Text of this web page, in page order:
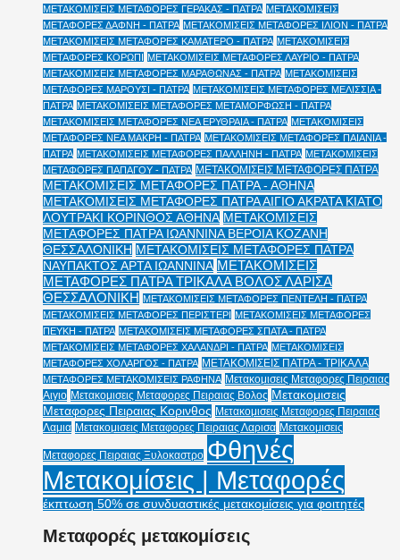
ΜΕΤΑΚΟΜΙΣΕΙΣ ΜΕΤΑΦΟΡΕΣ ΓΕΡΑΚΑΣ - ΠΑΤΡΑ ΜΕΤΑΚΟΜΙΣΕΙΣ
ΜΕΤΑΦΟΡΕΣ ΔΑΦΝΗ - ΠΑΤΡΑ ΜΕΤΑΚΟΜΙΣΕΙΣ ΜΕΤΑΦΟΡΕΣ ΙΛΙΟΝ - ΠΑΤΡΑ
ΜΕΤΑΚΟΜΙΣΕΙΣ ΜΕΤΑΦΟΡΕΣ ΚΑΜΑΤΕΡΟ - ΠΑΤΡΑ ΜΕΤΑΚΟΜΙΣΕΙΣ
ΜΕΤΑΦΟΡΕΣ ΚΟΡΩΠΙ ΜΕΤΑΚΟΜΙΣΕΙΣ ΜΕΤΑΦΟΡΕΣ ΛΑΥΡΙΟ - ΠΑΤΡΑ
ΜΕΤΑΚΟΜΙΣΕΙΣ ΜΕΤΑΦΟΡΕΣ ΜΑΡΑΘΩΝΑΣ - ΠΑΤΡΑ ΜΕΤΑΚΟΜΙΣΕΙΣ
ΜΕΤΑΦΟΡΕΣ ΜΑΡΟΥΣΙ - ΠΑΤΡΑ ΜΕΤΑΚΟΜΙΣΕΙΣ ΜΕΤΑΦΟΡΕΣ ΜΕΛΙΣΣΙΑ -
ΠΑΤΡΑ ΜΕΤΑΚΟΜΙΣΕΙΣ ΜΕΤΑΦΟΡΕΣ ΜΕΤΑΜΟΡΦΩΣΗ - ΠΑΤΡΑ
ΜΕΤΑΚΟΜΙΣΕΙΣ ΜΕΤΑΦΟΡΕΣ ΝΕΑ ΕΡΥΘΡΑΙΑ - ΠΑΤΡΑ ΜΕΤΑΚΟΜΙΣΕΙΣ
ΜΕΤΑΦΟΡΕΣ ΝΕΑ ΜΑΚΡΗ - ΠΑΤΡΑ ΜΕΤΑΚΟΜΙΣΕΙΣ ΜΕΤΑΦΟΡΕΣ ΠΑΙΑΝΙΑ -
ΠΑΤΡΑ ΜΕΤΑΚΟΜΙΣΕΙΣ ΜΕΤΑΦΟΡΕΣ ΠΑΛΛΗΝΗ - ΠΑΤΡΑ ΜΕΤΑΚΟΜΙΣΕΙΣ
ΜΕΤΑΦΟΡΕΣ ΠΑΠΑΓΟΥ - ΠΑΤΡΑ ΜΕΤΑΚΟΜΙΣΕΙΣ ΜΕΤΑΦΟΡΕΣ ΠΑΤΡΑ
ΜΕΤΑΚΟΜΙΣΕΙΣ ΜΕΤΑΦΟΡΕΣ ΠΑΤΡΑ - ΑΘΗΝΑ
ΜΕΤΑΚΟΜΙΣΕΙΣ ΜΕΤΑΦΟΡΕΣ ΠΑΤΡΑ ΑΙΓΙΟ ΑΚΡΑΤΑ ΚΙΑΤΟ
ΛΟΥΤΡΑΚΙ ΚΟΡΙΝΘΟΣ ΑΘΗΝΑ ΜΕΤΑΚΟΜΙΣΕΙΣ
ΜΕΤΑΦΟΡΕΣ ΠΑΤΡΑ ΙΩΑΝΝΙΝΑ ΒΕΡΟΙΑ ΚΟΖΑΝΗ
ΘΕΣΣΑΛΟΝΙΚΗ ΜΕΤΑΚΟΜΙΣΕΙΣ ΜΕΤΑΦΟΡΕΣ ΠΑΤΡΑ
ΝΑΥΠΑΚΤΟΣ ΑΡΤΑ ΙΩΑΝΝΙΝΑ ΜΕΤΑΚΟΜΙΣΕΙΣ
ΜΕΤΑΦΟΡΕΣ ΠΑΤΡΑ ΤΡΙΚΑΛΑ ΒΟΛΟΣ ΛΑΡΙΣΑ
ΘΕΣΣΑΛΟΝΙΚΗ ΜΕΤΑΚΟΜΙΣΕΙΣ ΜΕΤΑΦΟΡΕΣ ΠΕΝΤΕΛΗ - ΠΑΤΡΑ
ΜΕΤΑΚΟΜΙΣΕΙΣ ΜΕΤΑΦΟΡΕΣ ΠΕΡΙΣΤΕΡΙ ΜΕΤΑΚΟΜΙΣΕΙΣ ΜΕΤΑΦΟΡΕΣ
ΠΕΥΚΗ - ΠΑΤΡΑ ΜΕΤΑΚΟΜΙΣΕΙΣ ΜΕΤΑΦΟΡΕΣ ΣΠΑΤΑ - ΠΑΤΡΑ
ΜΕΤΑΚΟΜΙΣΕΙΣ ΜΕΤΑΦΟΡΕΣ ΧΑΛΑΝΔΡΙ - ΠΑΤΡΑ ΜΕΤΑΚΟΜΙΣΕΙΣ
ΜΕΤΑΦΟΡΕΣ ΧΟΛΑΡΓΟΣ - ΠΑΤΡΑ ΜΕΤΑΚΟΜΙΣΕΙΣ ΠΑΤΡΑ - ΤΡΙΚΑΛΑ
ΜΕΤΑΦΟΡΕΣ ΜΕΤΑΚΟΜΙΣΕΙΣ ΡΑΦΗΝΑ Μετακομισεις Μεταφορες Πειραιας
Αιγιο Μετακομισεις Μεταφορες Πειραιας Βολος Μετακομισεις
Μεταφορες Πειραιας Κορινθος Μετακομισεις Μεταφορες Πειραιας
Λαμια Μετακομισεις Μεταφορες Πειραιας Λαρισα Μετακομισεις
Μεταφορες Πειραιας Ξυλοκαστρο Φθηνές
Μετακομίσεις | Μεταφορές
έκπτωση 50% σε συνδυαστικές μετακομίσεις για φοιτητές
Μεταφορές μετακομίσεις